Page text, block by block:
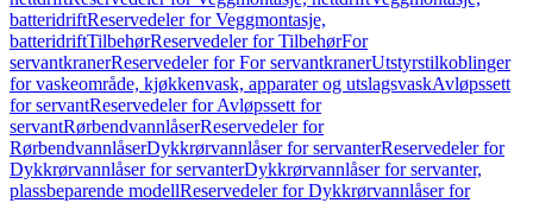
batteridriftReservedeler for Veggmontasje,
batteridriftTilbehørReservedeler for TilbehørFor
servantkranerReservedeler for For servantkranerUtstyrstilkoblinger
for vaskeområde, kjøkkenvask, apparater og utslagsvaskAvløpssett
for servantReservedeler for Avløpssett for
servantRørbendvannlåserReservedeler for
RørbendvannlåserDykkrørvannlåser for servanterReservedeler for
Dykkrørvannlåser for servanterDykkrørvannlåser for servanter,
plassbeparende modellReservedeler for Dykkrørvannlåser for